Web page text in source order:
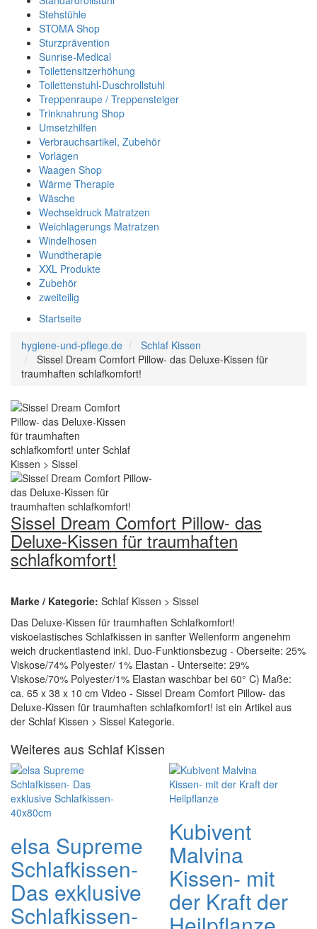
Stehstühle
STOMA Shop
Sturzprävention
Sunrise-Medical
Toilettensitzerhöhung
Toilettenstuhl-Duschrollstuhl
Treppenraupe / Treppensteiger
Trinknahrung Shop
Umsetzhilfen
Verbrauchsartikel, Zubehör
Vorlagen
Waagen Shop
Wärme Therapie
Wäsche
Wechseldruck Matratzen
Weichlagerungs Matratzen
Windelhosen
Wundtherapie
XXL Produkte
Zubehör
zweiteilig
Startseite
hygiene-und-pflege.de
Schlaf Kissen
Sissel Dream Comfort Pillow- das Deluxe-Kissen für
traumhaften schlafkomfort!
Sissel Dream Comfort Pillow- das
Deluxe-Kissen für traumhaften
schlafkomfort!
Marke / Kategorie: Schlaf Kissen > Sissel
Das Deluxe-Kissen für traumhaften Schlafkomfort!
viskoelastisches Schlafkissen in sanfter Wellenform angenehm
weich druckentlastend inkl. Duo-Funktionsbezug - Oberseite: 25%
Viskose/74% Polyester/ 1% Elastan - Unterseite: 29%
Viskose/70% Polyester/1% Elastan waschbar bei 60° C) Maße:
ca. 65 x 38 x 10 cm Video - Sissel Dream Comfort Pillow- das
Deluxe-Kissen für traumhaften schlafkomfort! ist ein Artikel aus
der Schlaf Kissen > Sissel Kategorie.
Weiteres aus Schlaf Kissen
elsa Supreme
Schlafkissen-
Das exklusive
Schlafkissen-
Kubivent
Malvina
Kissen- mit
der Kraft der